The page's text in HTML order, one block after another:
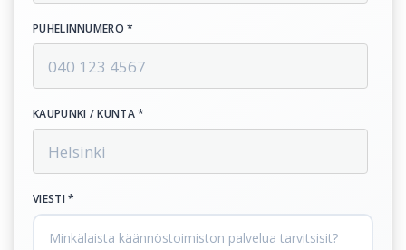
PUHELINNUMERO *
KAUPUNKI / KUNTA *
VIESTI *